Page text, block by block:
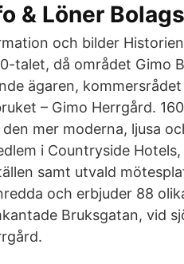
& Löner
och bilder
talet, då området Gimo
ägaren,
– Gimo Herrgård.
mer moderna, ljusa
i Countryside
samt utvald
och erbjuder 88
Bruksgatan, vid